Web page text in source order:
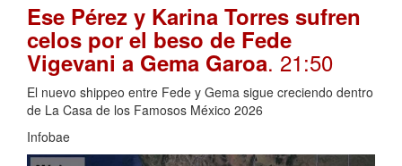
Ese Pérez y Karina Torres sufren
celos por el beso de Fede
Vigevani a Gema Garoa. 21:50
El nuevo shippeo entre Fede y Gema sigue creciendo dentro
de La Casa de los Famosos México 2026
Infobae